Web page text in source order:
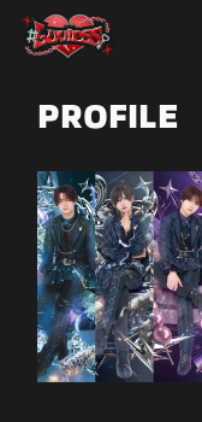
PROFILE